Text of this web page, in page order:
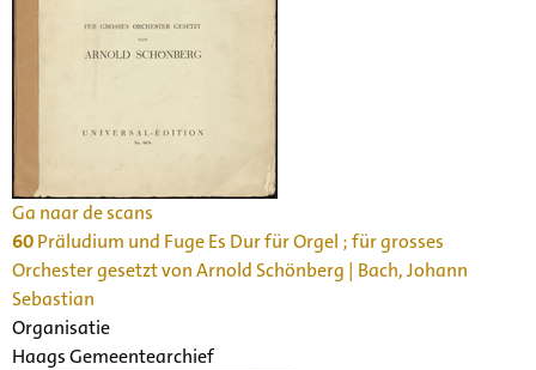
Ga naar de scans
60Präludium und Fuge Es Dur für Orgel ; für grosses
Orchester gesetzt von Arnold Schönberg | Bach, Johann
Sebastian
Organisatie
Haags Gemeentearchief